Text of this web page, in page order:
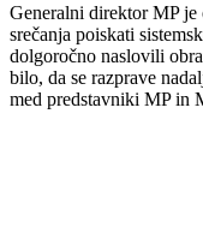
Generalni direktor MP
srečanja poiskati
dolgoročno naslovili
bilo, da se razprave
med predstavniki MP in